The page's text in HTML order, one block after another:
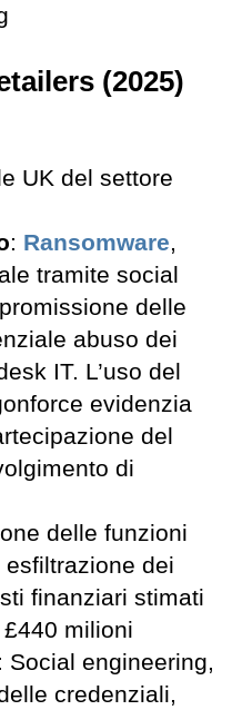
(2025)
UK del settore
: Ransomware,
tramite social
delle
abuso dei
IT. L’uso del
evidenzia
del
di
delle funzioni
dei
finanziari stimati
milioni
: Social engineering,
credenziali,